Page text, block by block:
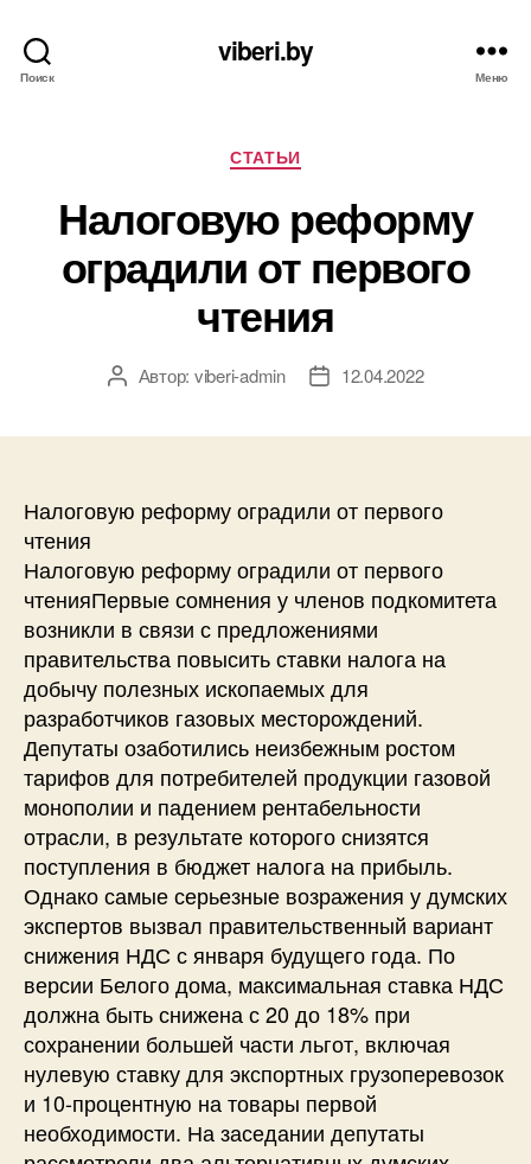
Поиск
viberi.by
Меню
Рубрики
СТАТЬИ
Налоговую реформу
оградили от первого
чтения
АвторАвтор: viberi-admin
Дата12.04.2022
Налоговую реформу оградили от первого
чтения
Налоговую реформу оградили от первого
чтенияПервые сомнения у членов подкомитета
возникли в связи с предложениями
правительства повысить ставки налога на
добычу полезных ископаемых для
разработчиков газовых месторождений.
Депутаты озаботились неизбежным ростом
тарифов для потребителей продукции газовой
монополии и падением рентабельности
отрасли, в результате которого снизятся
поступления в бюджет налога на прибыль.
Однако самые серьезные возражения у думских
экспертов вызвал правительственный вариант
снижения НДС с января будущего года. По
версии Белого дома, максимальная ставка НДС
должна быть снижена с 20 до 18% при
сохранении большей части льгот, включая
нулевую ставку для экспортных грузоперевозок
и 10-процентную на товары первой
необходимости. На заседании депутаты